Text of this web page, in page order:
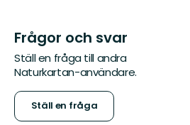
Frågor och svar
Ställ en fråga till andra
Naturkartan-användare.
Ställ en fråga